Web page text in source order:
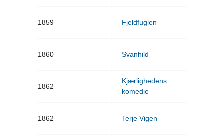
1859 Fjeldfuglen
1860 Svanhild
1862
Kjærlighedens
komedie
1862 Terje Vigen